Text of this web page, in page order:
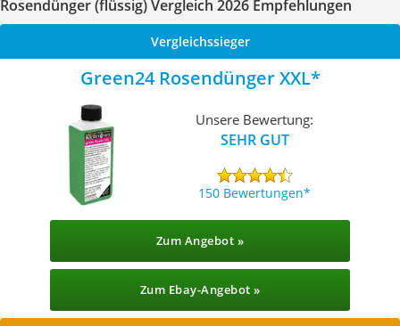
Rosendünger (flüssig) Vergleich 2026 Empfehlungen
Vergleichssieger
Green24 Rosendünger XXL
Unsere Bewertung:
SEHR GUT
150 Bewertungen
Zum Angebot »
Zum Ebay-Angebot »